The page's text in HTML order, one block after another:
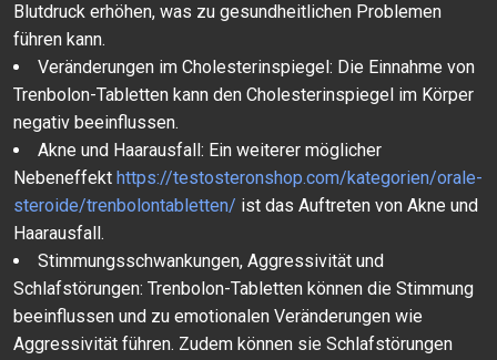
Blutdruck erhöhen, was zu gesundheitlichen Problemen
führen kann.
Veränderungen im Cholesterinspiegel: Die Einnahme von
Trenbolon-Tabletten kann den Cholesterinspiegel im Körper
negativ beeinflussen.
Akne und Haarausfall: Ein weiterer möglicher
Nebeneffekt https://testosteronshop.com/kategorien/orale-
steroide/trenbolontabletten/ ist das Auftreten von Akne und
Haarausfall.
Stimmungsschwankungen, Aggressivität und
Schlafstörungen: Trenbolon-Tabletten können die Stimmung
beeinflussen und zu emotionalen Veränderungen wie
Aggressivität führen. Zudem können sie Schlafstörungen